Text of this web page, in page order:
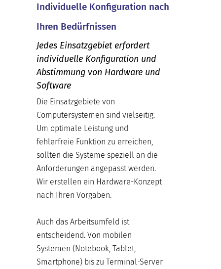
Individuelle Konfiguration nach
Ihren Bedürfnissen
Jedes Einsatzgebiet erfordert
individuelle Konfiguration und
Abstimmung von Hardware und
Software
Die Einsatzgebiete von
Computersystemen sind vielseitig.
Um optimale Leistung und
fehlerfreie Funktion zu erreichen,
sollten die Systeme speziell an die
Anforderungen angepasst werden.
Wir erstellen ein Hardware-Konzept
nach Ihren Vorgaben.
Auch das Arbeitsumfeld ist
entscheidend. Von mobilen
Systemen (Notebook, Tablet,
Smartphone) bis zu Terminal-Server